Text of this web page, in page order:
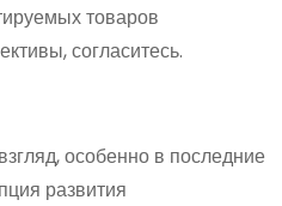
товаров
согласитесь.
особенно в последние
развития